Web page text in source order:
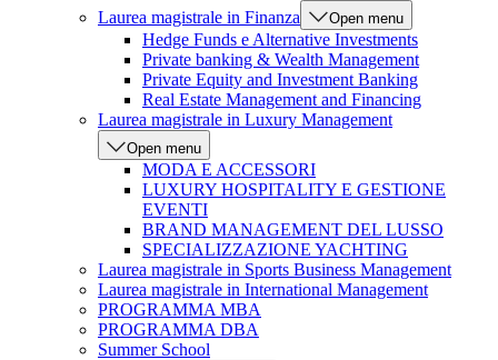
Laurea magistrale in Finanza
Open menu
Hedge Funds e Alternative Investments
Private banking & Wealth Management
Private Equity and Investment Banking
Real Estate Management and Financing
Laurea magistrale in Luxury Management
Open menu
MODA E ACCESSORI
LUXURY HOSPITALITY E GESTIONE
EVENTI
BRAND MANAGEMENT DEL LUSSO
SPECIALIZZAZIONE YACHTING
Laurea magistrale in Sports Business Management
Laurea magistrale in International Management
PROGRAMMA MBA
PROGRAMMA DBA
Summer School